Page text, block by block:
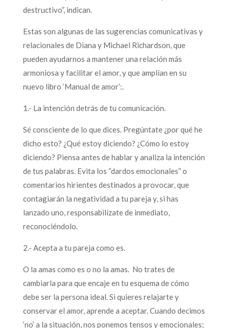
destructivo”, indican.
Estas son algunas de las sugerencias comunicativas y
relacionales de Diana y Michael Richardson, que
pueden ayudarnos a mantener una relación más
armoniosa y facilitar el amor, y que amplían en su
nuevo libro ‘Manual de amor’:.
1.- La intención detrás de tu comunicación.
Sé consciente de lo que dices. Pregúntate ¿por qué he
dicho esto? ¿Qué estoy diciendo? ¿Cómo lo estoy
diciendo? Piensa antes de hablar y analiza la intención
de tus palabras. Evita los “dardos emocionales” o
comentarios hirientes destinados a provocar, que
contagiarán la negatividad a tu pareja y, si has
lanzado uno, responsabilízate de inmediato,
reconociéndolo.
2.- Acepta a tu pareja como es.
O la amas como es o no la amas. No trates de
cambiarla para que encaje en tu esquema de cómo
debe ser la persona ideal. Si quieres relajarte y
conservar el amor, aprende a aceptar. Cuando decimos
‘no’ a la situación, nos ponemos tensos y emocionales;